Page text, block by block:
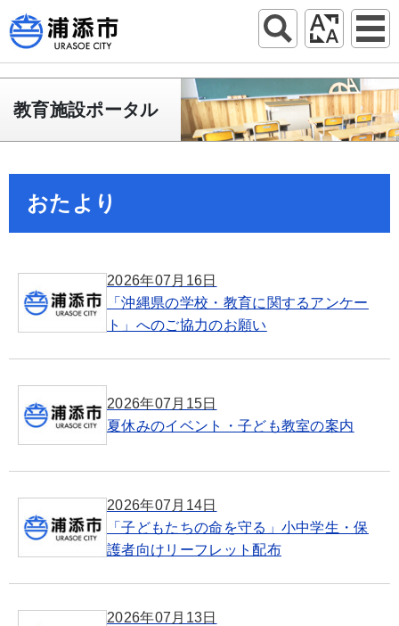
教育施設ポータル
おたより
2026年07月16日
「沖縄県の学校・教育に関するアンケー
ト」へのご協力のお願い
2026年07月15日
夏休みのイベント・子ども教室の案内
2026年07月14日
「子どもたちの命を守る」小中学生・保
護者向けリーフレット配布
2026年07月13日